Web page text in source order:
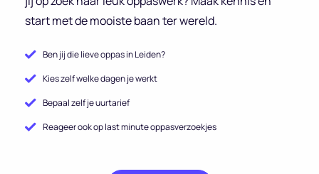
start met de mooiste baan ter wereld.
Ben jij die lieve oppas in Leiden?
Kies zelf welke dagen je werkt
Bepaal zelf je uurtarief
Reageer ook op last minute oppasverzoekjes